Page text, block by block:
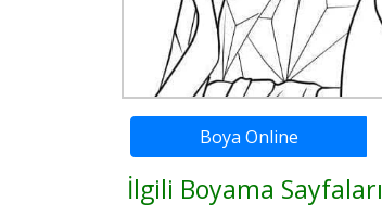
Boya Online
İlgili Boyama Sayfaları